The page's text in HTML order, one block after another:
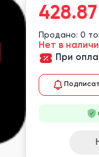
428.87
Продано: 0
Нет в
При